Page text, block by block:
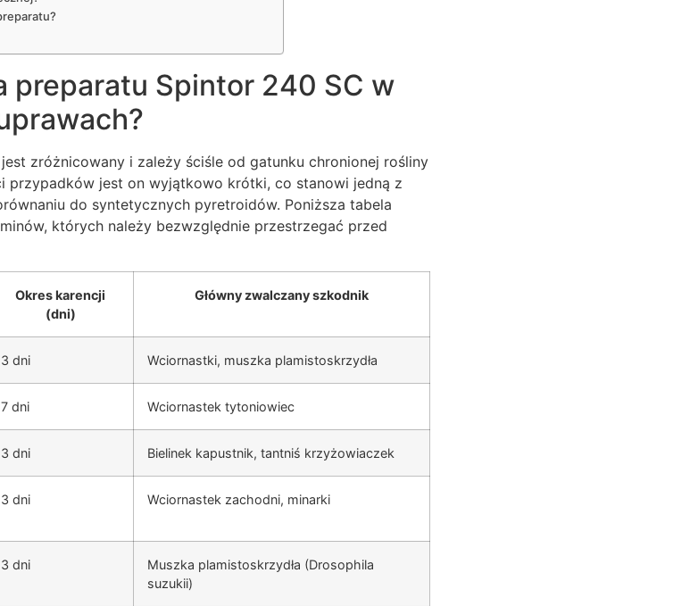
preparatu Spintor 240 SC w
zróżnicowany i zależy ściśle od gatunku chronionej rośliny
przypadków jest on wyjątkowo krótki, co stanowi jedną z
do syntetycznych pyretroidów. Poniższa tabela
których należy bezwzględnie przestrzegać przed
Okres karencji
(dni)
Główny zwalczany szkodnik
3 dni Wciornastki, muszka plamistoskrzydła
7 dni Wciornastek tytoniowiec
3 dni Bielinek kapustnik, tantniś krzyżowiaczek
3 dni Wciornastek zachodni, minarki
3 dni
Muszka plamistoskrzydła (Drosophila
suzukii)